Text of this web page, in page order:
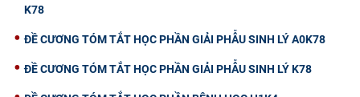
K78
ĐỀ CƯƠNG TÓM TẮT HỌC PHẦN GIẢI PHẪU SINH LÝ A0K78
ĐỀ CƯƠNG TÓM TẮT HỌC PHẦN GIẢI PHẪU SINH LÝ K78